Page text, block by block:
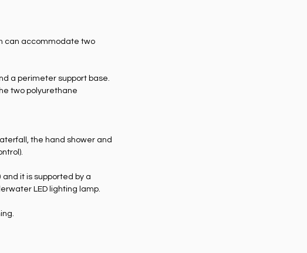
can accommodate two
a perimeter support base.
two polyurethane
the hand shower and
it is supported by a
LED lighting lamp.